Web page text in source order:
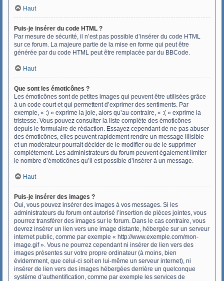
Haut
Puis-je insérer du code HTML ?
Par mesure de sécurité, il n’est pas possible d’insérer du code HTML
sur ce forum. La majeure partie de la mise en forme qui peut être
générée par du code HTML peut être remplacée par du BBCode.
Haut
Que sont les émoticônes ?
Les émoticônes sont de petites images qui peuvent être utilisées grâce
à un code court et qui permettent d’exprimer des sentiments. Par
exemple, « :) » exprime la joie, alors qu’au contraire, « :( » exprime la
tristesse. Vous pouvez consulter la liste complète des émoticônes
depuis le formulaire de rédaction. Essayez cependant de ne pas abuser
des émoticônes, elles peuvent rapidement rendre un message illisible
et un modérateur pourrait décider de le modifier ou de le supprimer
complètement. Les administrateurs du forum peuvent également limiter
le nombre d’émoticônes qu’il est possible d’insérer à un message.
Haut
Puis-je insérer des images ?
Oui, vous pouvez insérer des images à vos messages. Si les
administrateurs du forum ont autorisé l’insertion de pièces jointes, vous
pourrez transférer des images sur le forum. Dans le cas contraire, vous
devrez insérer un lien vers une image distante, hébergée sur un serveur
internet public, comme par exemple « http://www.exemple.com/mon-
image.gif ». Vous ne pourrez cependant ni insérer de lien vers des
images présentes sur votre propre ordinateur (à moins, bien
évidemment, que celui-ci soit en lui-même un serveur internet), ni
insérer de lien vers des images hébergées derrière un quelconque
système d’authentification, comme par exemple les services de